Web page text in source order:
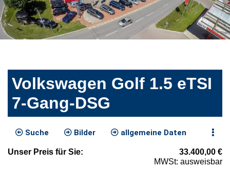
Volkswagen Golf 1.5 eTSI
7-Gang-DSG
Suche Bilder allgemeine Daten
Unser Preis für Sie: 33.400,00 €
MWSt: ausweisbar